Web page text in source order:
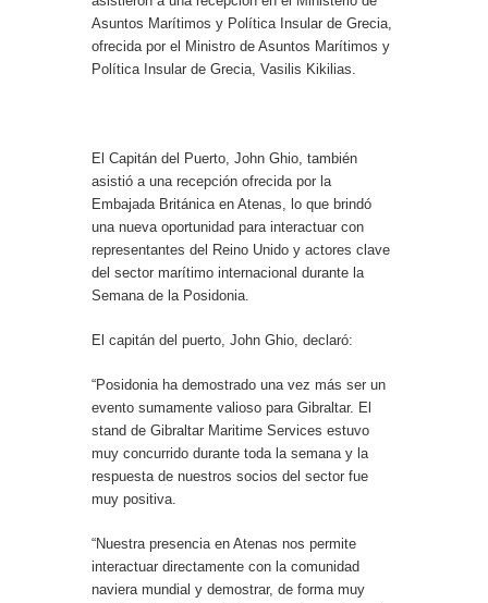
Asuntos Marítimos y Política Insular de Grecia,
ofrecida por el Ministro de Asuntos Marítimos y
Política Insular de Grecia, Vasilis Kikilias.
El Capitán del Puerto, John Ghio, también
asistió a una recepción ofrecida por la
Embajada Británica en Atenas, lo que brindó
una nueva oportunidad para interactuar con
representantes del Reino Unido y actores clave
del sector marítimo internacional durante la
Semana de la Posidonia.
El capitán del puerto, John Ghio, declaró:
“Posidonia ha demostrado una vez más ser un
evento sumamente valioso para Gibraltar. El
stand de Gibraltar Maritime Services estuvo
muy concurrido durante toda la semana y la
respuesta de nuestros socios del sector fue
muy positiva.
“Nuestra presencia en Atenas nos permite
interactuar directamente con la comunidad
naviera mundial y demostrar, de forma muy